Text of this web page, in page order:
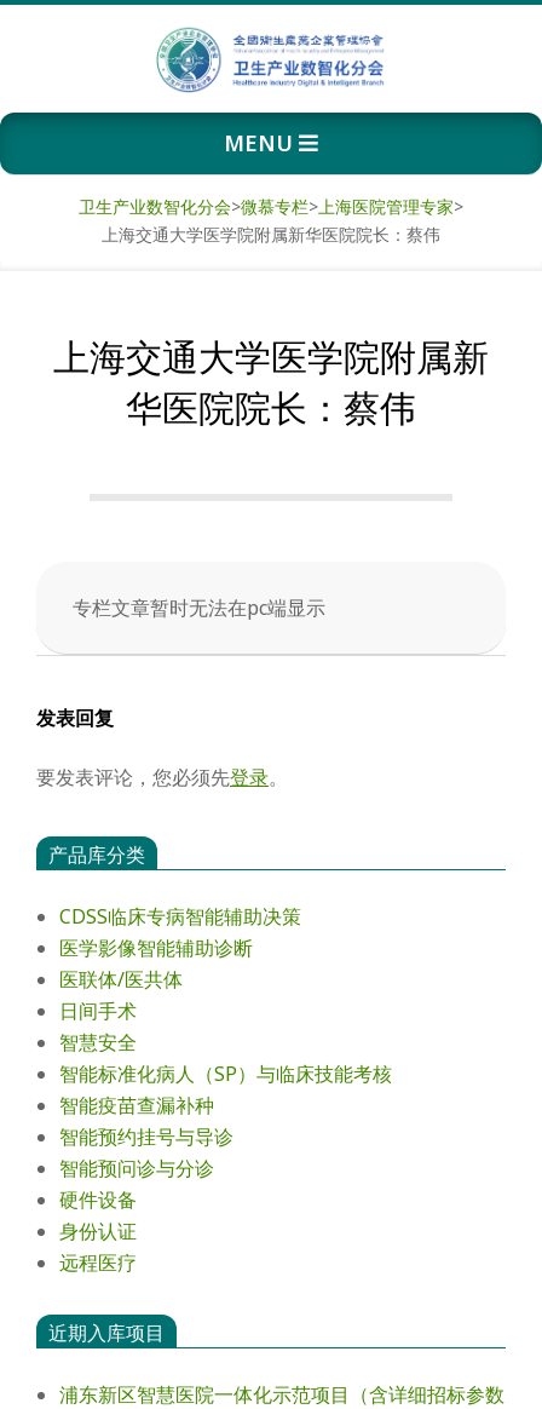
卫
生
产
数
会
Primary
Navigation
MENU
卫生产业数智化分会>微慕专栏>上海医院管理专家>
上海交通大学医学院附属新华医院院长：蔡伟
上海交通大学医学院附属新
华医院院长：蔡伟
专栏文章暂时无法在pc端显示
2025-
17
发表回复
要发表评论，您必须先登录。
产品库分类
CDSS临床专病智能辅助决策
医学影像智能辅助诊断
医联体/医共体
日间手术
智慧安全
智能标准化病人（SP）与临床技能考核
智能疫苗查漏补种
智能预约挂号与导诊
智能预问诊与分诊
硬件设备
身份认证
远程医疗
近期入库项目
浦东新区智慧医院一体化示范项目（含详细招标参数